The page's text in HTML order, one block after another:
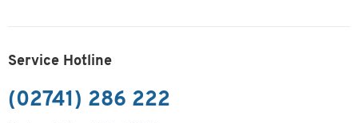
Service Hotline
(02741) 286 222